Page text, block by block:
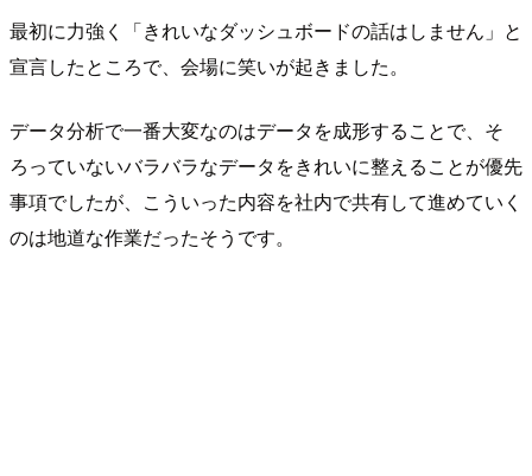
最初に力強く「きれいなダッシュボードの話はしません」と
宣言したところで、会場に笑いが起きました。
データ分析で一番大変なのはデータを成形することで、そ
ろっていないバラバラなデータをきれいに整えることが優先
事項でしたが、こういった内容を社内で共有して進めていく
のは地道な作業だったそうです。